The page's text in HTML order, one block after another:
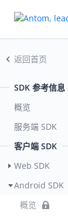
返回首页
SDK 参考信息
概览
服务端 SDK
客户端 SDK
Web SDK
Android SDK
概览